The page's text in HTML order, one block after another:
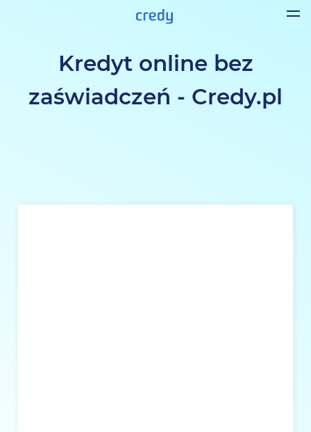
Kredyt online bez
zaświadczeń - Credy.pl